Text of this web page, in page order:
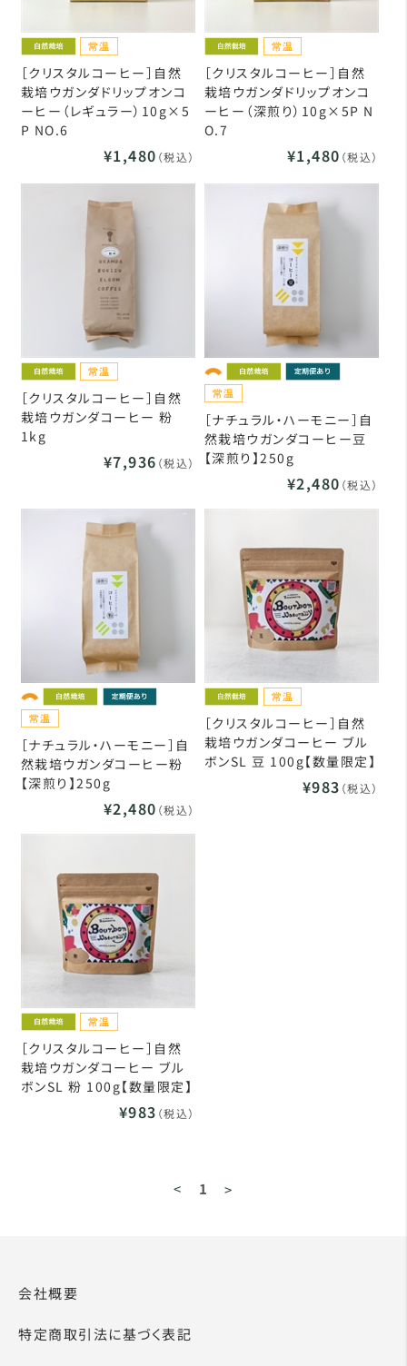
［クリスタルコーヒー］自然
栽培ウガンダドリップオンコ
ーヒー（レギュラー）10g×5
P NO.6
¥1,480 （税込）
［クリスタルコーヒー］自然
栽培ウガンダドリップオンコ
ーヒー（深煎り）10g×5P N
O.7
¥1,480 （税込）
［クリスタルコーヒー］自然
栽培ウガンダコーヒー 粉
1kg
¥7,936 （税込）
［ナチュラル・ハーモニー］自
然栽培ウガンダコーヒー豆
【深煎り】250g
¥2,480 （税込）
［ナチュラル・ハーモニー］自
然栽培ウガンダコーヒー粉
【深煎り】250g
¥2,480 （税込）
［クリスタルコーヒー］自然
栽培ウガンダコーヒー ブル
ボンSL 豆 100g【数量限定】
¥983 （税込）
［クリスタルコーヒー］自然
栽培ウガンダコーヒー ブル
ボンSL 粉 100g【数量限定】
¥983 （税込）
< 1 >
会社概要
特定商取引法に基づく表記